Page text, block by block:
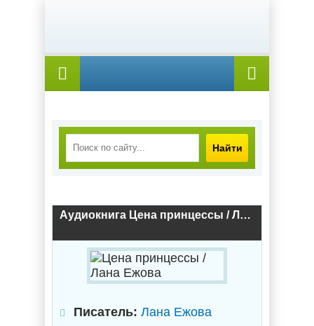
Найти
Аудиокнига Цена принцессы / Лана Ежова
Писатель: Лана Ежова